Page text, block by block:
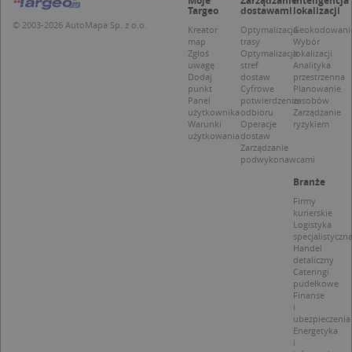
© 2003-2026 AutoMapa Sp. z o.o.
Targeo
Kreator
map
Zgłoś
uwagę
Dodaj
punkt
Panel
użytkownika
Warunki
użytkowania
dostawami
Optymalizacja
trasy
Optymalizacja
stref
dostaw
Cyfrowe
potwierdzenie
odbioru
Operacje
dostaw
Zarządzanie
podwykonawcami
lokalizacji
Wybór
lokalizacji
Analityka
przestrzenna
Planowanie
zasobów
Zarządzanie
ryzykiem
Branże
Firmy
kurierskie
Logistyka
specjalistyczna
Handel
detaliczny
Cateringi
pudełkowe
Finanse
i
ubezpieczenia
Energetyka
i
Niezbędne
Niesklasyfikowane
Niezbędne pliki cookie umożliwiają korzystanie z
podstawowych funkcji strony internetowej, takich
jak logowanie użytkownika i zarządzanie kontem.
Bez niezbędnych plików cookie nie można
prawidłowo korzystać ze strony internetowej.
Provider
Okres
przechowywania
Sesja
1 rok 1 miesiąc
to